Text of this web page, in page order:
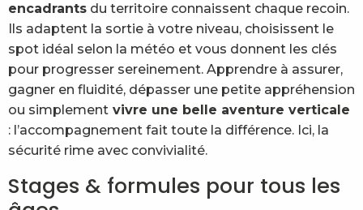
encadrants du territoire connaissent chaque recoin.
Ils adaptent la sortie à votre niveau, choisissent le
spot idéal selon la météo et vous donnent les clés
pour progresser sereinement. Apprendre à assurer,
gagner en fluidité, dépasser une petite appréhension
ou simplement vivre une belle aventure verticale
: l’accompagnement fait toute la différence. Ici, la
sécurité rime avec convivialité.
Stages & formules pour tous les